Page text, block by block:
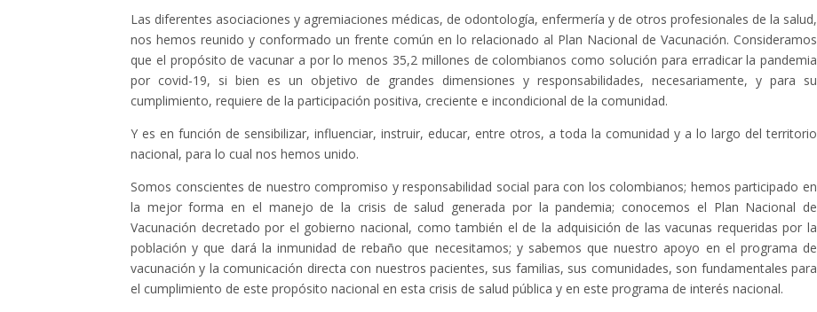
Las diferentes asociaciones y agremiaciones médicas, de odontología, enfermería y de otros profesionales de la salud,
nos hemos reunido y conformado un frente común en lo relacionado al Plan Nacional de Vacunación. Consideramos
que el propósito de vacunar a por lo menos 35,2 millones de colombianos como solución para erradicar la pandemia
por covid-19, si bien es un objetivo de grandes dimensiones y responsabilidades, necesariamente, y para su
cumplimiento, requiere de la participación positiva, creciente e incondicional de la comunidad.
Y es en función de sensibilizar, influenciar, instruir, educar, entre otros, a toda la comunidad y a lo largo del territorio
nacional, para lo cual nos hemos unido.
Somos conscientes de nuestro compromiso y responsabilidad social para con los colombianos; hemos participado en
la mejor forma en el manejo de la crisis de salud generada por la pandemia; conocemos el Plan Nacional de
Vacunación decretado por el gobierno nacional, como también el de la adquisición de las vacunas requeridas por la
población y que dará la inmunidad de rebaño que necesitamos; y sabemos que nuestro apoyo en el programa de
vacunación y la comunicación directa con nuestros pacientes, sus familias, sus comunidades, son fundamentales para
el cumplimiento de este propósito nacional en esta crisis de salud pública y en este programa de interés nacional.